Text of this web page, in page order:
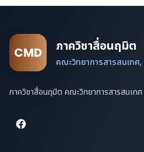
CMD ภาควิชาสื่อนฤมิต
คณะวิทยาการสารสนเทศ
ภาควิชาสื่อนฤมิต คณะวิทยาการสารสนเท